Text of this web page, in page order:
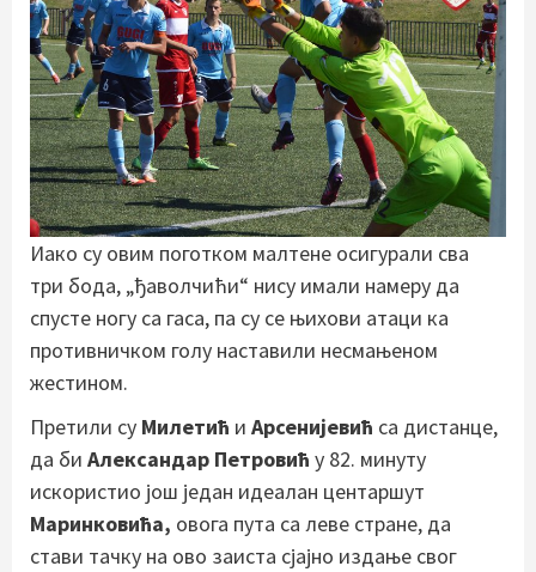
Иако су овим поготком малтене осигурали сва
три бода, „ђаволчићи“ нису имали намеру да
спусте ногу са гаса, па су се њихови атаци ка
противничком голу наставили несмањеном
жестином.
Претили су Милетић и Арсенијевић са дистанце,
да би Александар Петровић у 82. минуту
искористио још један идеалан центаршут
Маринковића, овога пута са леве стране, да
стави тачку на ово заиста сјајно издање свог